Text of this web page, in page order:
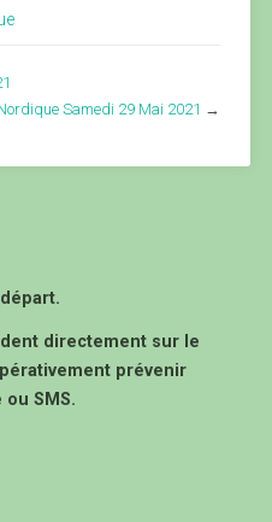
Samedi 29 Mai 2021 →
directement sur le
prévenir
ou SMS.